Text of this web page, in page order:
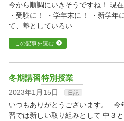
今から順調にいきそうですね！ 現
・受験に！ ・学年末に！ ・新学年
て、塾としていろい …
この記事を読む
冬期講習特別授業
2023年1月15日 日記
いつもありがとうございます。 今
習では新しい取り組みとして 中３